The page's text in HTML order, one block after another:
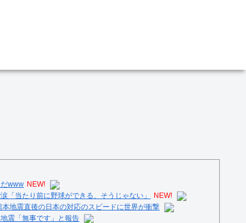
www NEW!
「当たり前に野球ができる、そうじゃない」
NEW!
地震直後の日本の対応のスピードに世界が衝撃
震「無事です」と報告